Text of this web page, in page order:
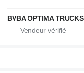
BVBA OPTIMA TRUCKS